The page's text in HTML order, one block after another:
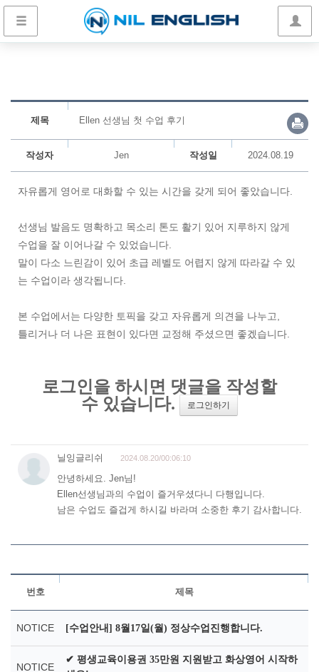
제목 Ellen 선생님 첫 수업 후기
작성자 Jen 작성일 2024.08.19
자유롭게 영어로 대화할 수 있는 시간을 갖게 되어 좋았습니다.
선생님 발음도 명확하고 목소리 톤도 활기 있어 지루하지 않게
수업을 잘 이어나갈 수 있었습니다.
말이 다소 느린감이 있어 초급 레벨도 어렵지 않게 따라갈 수 있
는 수업이라 생각됩니다.
본 수업에서는 다양한 토픽을 갖고 자유롭게 의견을 나누고,
틀리거나 더 나은 표현이 있다면 교정해 주셨으면 좋겠습니다.